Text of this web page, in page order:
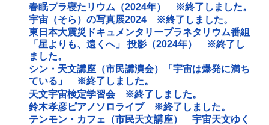
春眠プラ寝たリウム（2024年） ※終了しました。
宇宙（そら）の写真展2024 ※終了しました。
東日本大震災ドキュメンタリープラネタリウム番組
「星よりも、遠くへ」 投影（2024年） ※終了し
ました。
シン・天文講座（市民講演会）「宇宙は爆発に満ち
ている」 ※終了しました。
天文宇宙検定学習会 ※終了しました。
鈴木孝彦ピアノソロライブ ※終了しました。
テンモン・カフェ（市民天文講座） 宇宙天文ゆく